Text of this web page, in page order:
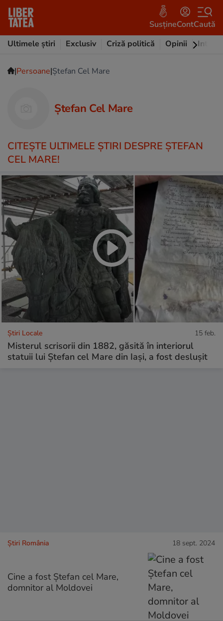
SusțineContCaută
Ultimele știri
Exclusiv Criză politică Opinii
|Persoane|Ștefan Cel Mare
Ștefan Cel Mare
CITEŞTE ULTIMELE ŞTIRI DESPRE ȘTEFAN
CEL MARE!
Știri Locale 15 feb.
Misterul scrisorii din 1882, găsită în interiorul
statuii lui Ștefan cel Mare din Iași, a fost deslușit
Știri România 18 sept. 2024
Cine a fost Ştefan cel Mare,
domnitor al Moldovei